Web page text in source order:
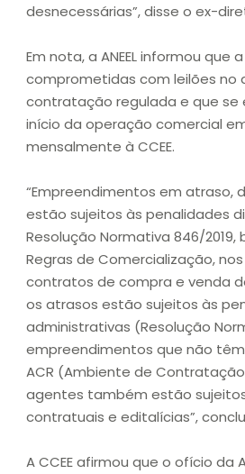
desnecessárias”, disse o ex-
Em nota, a ANEEL informou que
comprometidas com leilões no
contratação regulada e que se
início da operação comercial
mensalmente à CCEE.
“Empreendimentos em atraso,
estão sujeitos às penalidades
Resolução Normativa 846/2019,
Regras de Comercialização,
contratos de compra e venda
os atrasos estão sujeitos às
administrativas (Resolução
empreendimentos que não
ACR (Ambiente de
agentes também estão
contratuais e editalícias”,
A CCEE afirmou que o ofício da